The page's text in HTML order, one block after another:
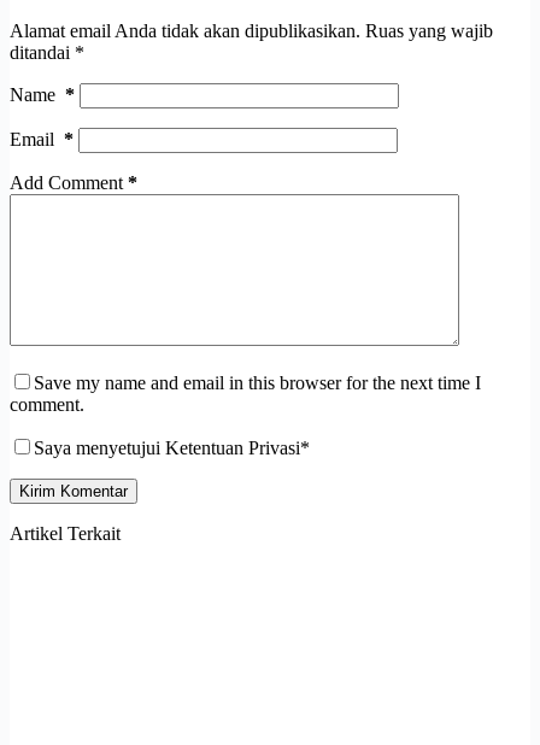
Alamat email Anda tidak akan dipublikasikan. Ruas yang wajib
ditandai *
Name *
Email *
Add Comment *
Save my name and email in this browser for the next time I
comment.
Saya menyetujui Ketentuan Privasi*
Kirim Komentar
Artikel Terkait